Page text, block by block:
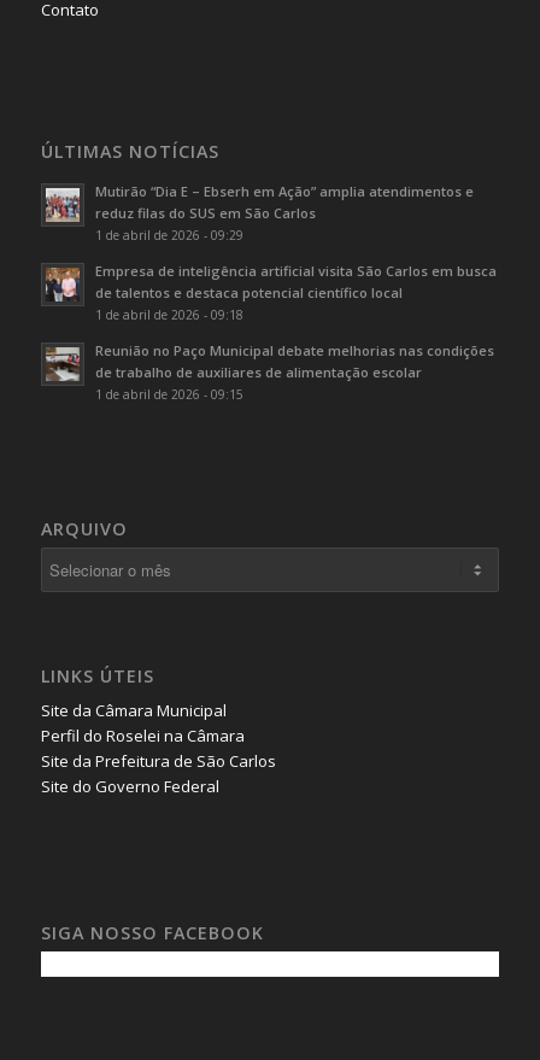
Contato
ÚLTIMAS NOTÍCIAS
Mutirão “Dia E – Ebserh em Ação” amplia atendimentos e
reduz filas do SUS em São Carlos
1 de abril de 2026 - 09:29
Empresa de inteligência artificial visita São Carlos em busca
de talentos e destaca potencial científico local
1 de abril de 2026 - 09:18
Reunião no Paço Municipal debate melhorias nas condições
de trabalho de auxiliares de alimentação escolar
1 de abril de 2026 - 09:15
ARQUIVO
LINKS ÚTEIS
Site da Câmara Municipal
Perfil do Roselei na Câmara
Site da Prefeitura de São Carlos
Site do Governo Federal
SIGA NOSSO FACEBOOK